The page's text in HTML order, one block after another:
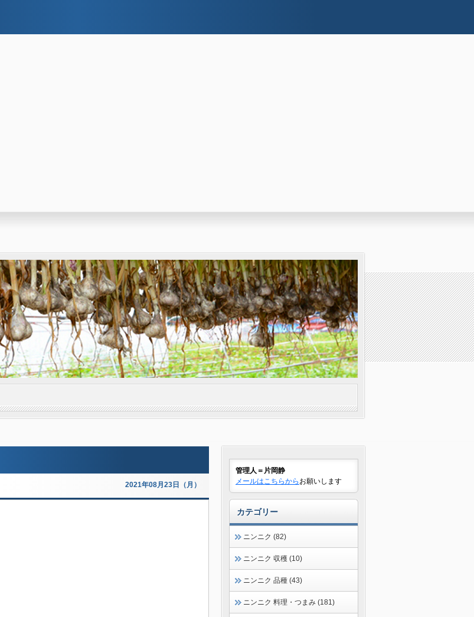
2021年08月23日（月）
管理人＝片岡静
メールはこちらから お願いします
カテゴリー
ニンニク (82)
ニンニク 収穫 (10)
ニンニク 品種 (43)
ニンニク 料理・つまみ (181)